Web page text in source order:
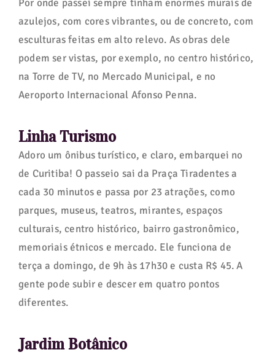
azulejos, com cores vibrantes, ou de concreto, com
esculturas feitas em alto relevo. As obras dele
podem ser vistas, por exemplo, no centro histórico,
na Torre de TV, no Mercado Municipal, e no
Aeroporto Internacional Afonso Penna.
Linha Turismo
Adoro um ônibus turístico, e claro, embarquei no
de Curitiba! O passeio sai da Praça Tiradentes a
cada 30 minutos e passa por 23 atrações, como
parques, museus, teatros, mirantes, espaços
culturais, centro histórico, bairro gastronômico,
memoriais étnicos e mercado. Ele funciona de
terça a domingo, de 9h às 17h30 e custa R$ 45. A
gente pode subir e descer em quatro pontos
diferentes.
Jardim Botânico